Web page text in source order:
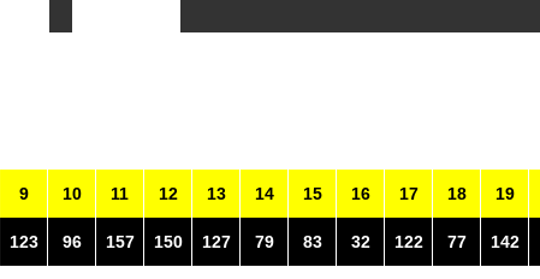
9
123
10
96
11
157
12
150
13
127
14
79
15
83
16
32
17
122
18
77
19
142